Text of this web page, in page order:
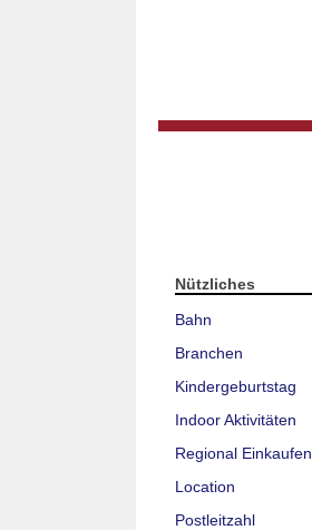
Nützliches
Bahn
Branchen
Kindergeburtstag
Indoor Aktivitäten
Regional Einkaufen
Location
Postleitzahl